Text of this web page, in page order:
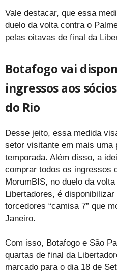
Vale destacar, que essa
duelo da volta contra o
pelas oitavas de final da
Botafogo vai
ingressos aos
do Rio
Desse jeito, essa medida
setor visitante em mais uma
temporada. Além disso, a
comprar todos os ingressos
MorumBIS, no duelo da
Libertadores, é
torcedores “camisa 7” que
Janeiro.
Com isso, Botafogo e São
quartas de final da
marcado para o dia 18 de